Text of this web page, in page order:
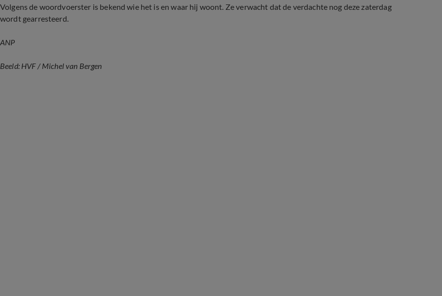
Volgens de woordvoerster is bekend wie het is en waar hij woont. Ze verwacht dat de verdachte nog deze zaterdag
wordt gearresteerd.
ANP
Beeld: HVF/ Michel van Bergen